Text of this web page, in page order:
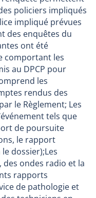
policiers impliqués
impliqué prévues
des enquêtes du
ont été
comportant les
au DPCP pour
les
rendus des
le Règlement; Les
tels que
de poursuite
le rapport
dossier);Les
des ondes radio et la
rapports
de pathologie et